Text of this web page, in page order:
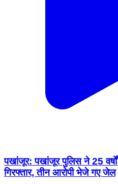
पखांजूर: पखांजूर पुलिस ने 25 वर्षों
गिरफ्तार, तीन आरोपी भेजे गए जेल